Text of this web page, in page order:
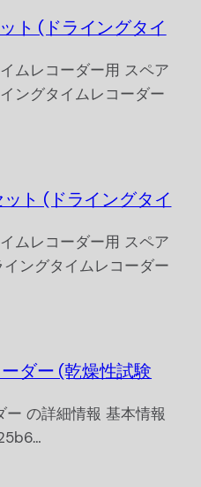
ト (ドライングタイ
ムレコーダー用 スペア
ングタイムレコーダー
ト (ドライングタイ
ムレコーダー用 スペア
ングタイムレコーダー
ダー (乾燥性試験
ー の詳細情報 基本情報